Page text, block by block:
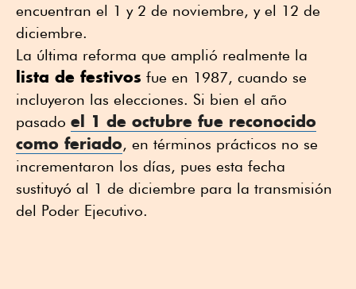
encuentran el 1 y 2 de noviembre, y el 12 de
diciembre.
La última reforma que amplió realmente la
lista de festivos fue en 1987, cuando se
incluyeron las elecciones. Si bien el año
pasado el 1 de octubre fue reconocido
como feriado, en términos prácticos no se
incrementaron los días, pues esta fecha
sustituyó al 1 de diciembre para la transmisión
del Poder Ejecutivo.